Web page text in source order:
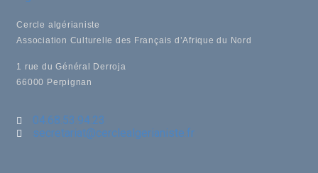
Cercle algérianiste
Association Culturelle des Français d’Afrique du Nord
1 rue du Général Derroja
66000 Perpignan
04.68.53.94.23
secretariat@cerclealgerianiste.fr